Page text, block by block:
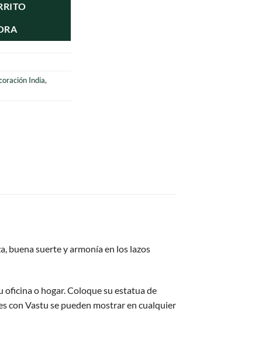
India,
buena suerte y armonía en los lazos
oficina o hogar. Coloque su estatua de
con Vastu se pueden mostrar en cualquier